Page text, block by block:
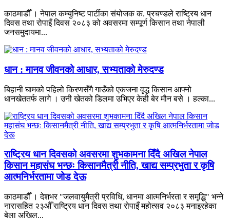
काठमाडौँ । नेपाल कम्युनिष्ट पार्टीका संयोजक क. प्रचण्डले राष्ट्रिय धान
दिवस तथा रोपाइँ दिवस २०८३ को अवसरमा सम्पूर्ण किसान तथा नेपाली
जनसमुदायमा...
धान : मानव जीवनको आधार, सभ्यताको मेरुदण्ड
बिहानी घामको पहिलो किरणसँगै गाउँको एकजना वृद्ध किसान आफ्नो
धानखेततर्फ लागे । उनी खेतको डिलमा उभिएर केही बेर मौन बसे । हल्का...
राष्ट्रिय धान दिवसको अवसरमा शुभकामना दिँदै अखिल नेपाल
किसान महासंघ भन्छः किसानमैत्री नीति, खाद्य सम्प्रभुता र कृषि
आत्मनिर्भरतामा जोड देऊ
काठमाडौँ । देशभर "जलवायुमैत्री प्रविधि, धानमा आत्मनिर्भरता र समृद्धि" भन्ने
नारासहित २३औँ राष्ट्रिय धान दिवस तथा रोपाइँ महोत्सव २०८३ मनाइरहेका
बेला अखिल...